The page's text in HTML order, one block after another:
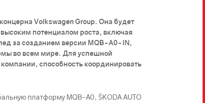
Volkswagen Group. Она будет
потенциалом роста, включая
за созданием версии MQB-A0-IN,
во всем мире. Для успешной
способность координировать
платформу MQB-A0, ŠKODА AUTO